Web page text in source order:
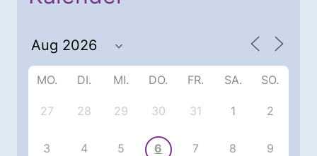
MO. DI. MI. DO. FR. SA. SO.
27 28 29 30 31 1 2
3 4 5 6 7 8 9